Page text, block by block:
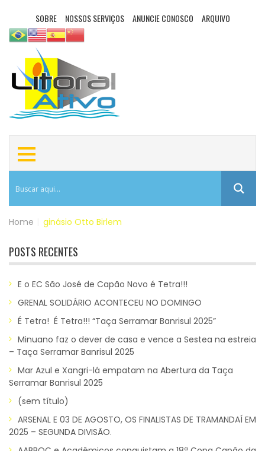
SOBRE NOSSOS SERVIÇOS ANUNCIE CONOSCO ARQUIVO
Home ginásio Otto Birlem
POSTS RECENTES
E o EC São José de Capão Novo é Tetra!!!
GRENAL SOLIDÁRIO ACONTECEU NO DOMINGO
É Tetra! É Tetra!!! “Taça Serramar Banrisul 2025”
Minuano faz o dever de casa e vence a Sestea na estreia
– Taça Serramar Banrisul 2025
Mar Azul e Xangri-lá empatam na Abertura da Taça
Serramar Banrisul 2025
(sem título)
ARSENAL E 03 DE AGOSTO, OS FINALISTAS DE TRAMANDAÍ EM
2025 – SEGUNDA DIVISÃO.